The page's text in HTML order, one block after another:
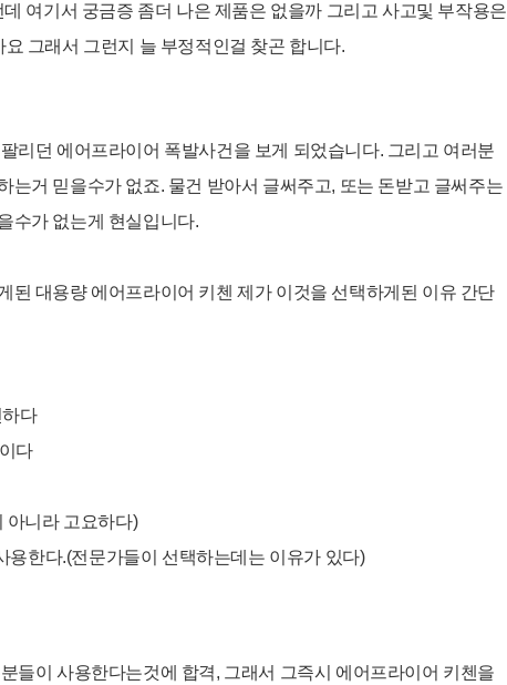
여기서 궁금증 좀더 나은 제품은 없을까 그리고 사고및 부작용은
그래서 그런지 늘 부정적인걸 찾곤 합니다.
리던 에어프라이어 폭발사건을 보게 되었습니다. 그리고 여러분
는거 믿을수가 없죠. 물건 받아서 글써주고, 또는 돈받고 글써주는
수가 없는게 현실입니다.
된 대용량 에어프라이어 키첸 제가 이것을 선택하게된 이유 간단
다
다
아니라 고요하다)
용한다.(전문가들이 선택하는데는 이유가 있다)
들이 사용한다는것에 합격, 그래서 그즉시 에어프라이어 키첸 을